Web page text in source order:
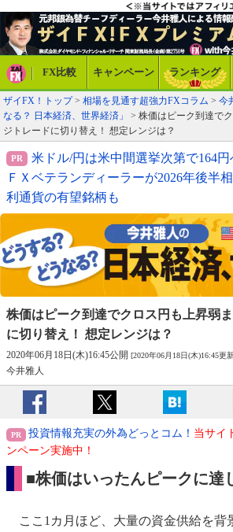
FX比較 キャンペーン ランキング
ザイFX！トップ> 相場を見通す超強力FXコラム > 今
なる？ 日本経済、世界経済」
> 株価はピーク到達で
ジトレードに切り替え！ 想定レンジは？
米ドル/円は米中間選挙次第で164
ＦＸベテランディーラーが2026年後半
利通貨の有望銘柄も
株価はピーク到達でクロス円も上昇弱ま
に切り替え！ 想定レンジは？
2020年06月18日(木)16:45公開 [2020年06月18日(木)16:45更
今井雅人
投資情報充実の外為どっとコム！ 当サイ
ンペーン実施中！
■株価はいったんピークに達
ここ1カ月ほど、大量の資金供給を背